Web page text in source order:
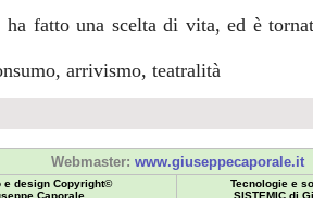
ha fatto una scelta di vita, ed è
arrivismo, teatralità
Webmaster: www.giuseppecaporale.it
e design Copyright©
Caporale
Tecnologie e
SISTEMIC di